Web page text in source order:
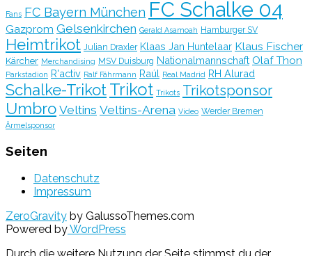
Fans FC Bayern München FC Schalke 04
Gazprom Gelsenkirchen Gerald Asamoah Hamburger SV
Heimtrikot Julian Draxler Klaas Jan Huntelaar Klaus Fischer
Kärcher Merchandising MSV Duisburg Nationalmannschaft Olaf Thon
Parkstadion R'activ Ralf Fährmann Raúl Real Madrid RH Alurad
Schalke-TrikotTrikot Trikots Trikotsponsor
Umbro Veltins Veltins-Arena Video Werder Bremen
Ärmelsponsor
Seiten
Datenschutz
Impressum
ZeroGravity by GalussoThemes.com
Powered byWordPress